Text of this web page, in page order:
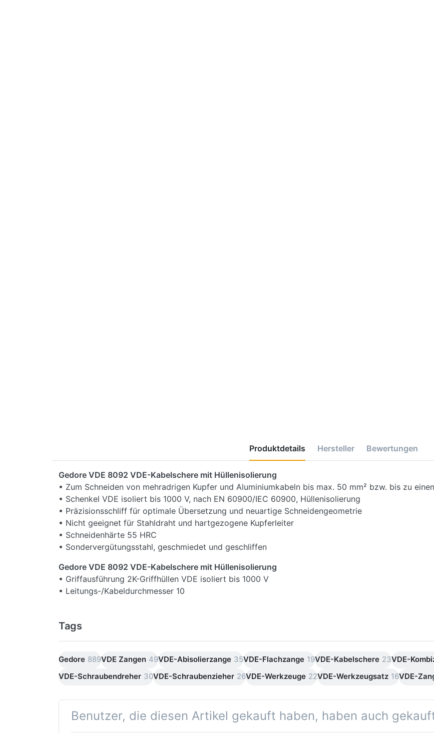
Produktdetails Hersteller Bewertungen
Gedore VDE 8092 VDE-Kabelschere mit Hüllenisolierung
• Zum Schneiden von mehradrigen Kupfer und Aluminiumkabeln bis max. 50 mm² bzw. bis zu
• Schenkel VDE isoliert bis 1000 V, nach EN 60900/IEC 60900, Hüllenisolierung
• Präzisionsschliff für optimale Übersetzung und neuartige Schneidengeometrie
• Nicht geeignet für Stahldraht und hartgezogene Kupferleiter
• Schneidenhärte 55 HRC
• Sondervergütungsstahl, geschmiedet und geschliffen
Gedore VDE 8092 VDE-Kabelschere mit Hüllenisolierung
• Griffausführung 2K-Griffhüllen VDE isoliert bis 1000 V
• Leitungs-/Kabeldurchmesser 10
• Netto-Gewicht 0,21 Kg
1x Gedore VDE 8092 VDE-Kabelschere mit Hüllenisolierung
Tags
Gedore 889VDE Zangen 49VDE-Abisolierzange 35VDE-Flachzange 19VDE-Kabelschere 23VDE-
VDE-Schraubendreher 30VDE-Schraubenzieher 26VDE-Werkzeuge 22VDE-Werkzeugsatz 16VDE-
Benutzer, die diesen Artikel gekauft haben, haben auch